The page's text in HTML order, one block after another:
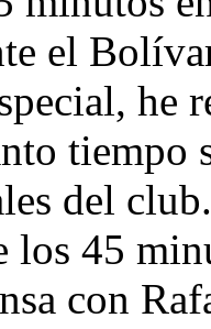
el
he
del
los 45
con